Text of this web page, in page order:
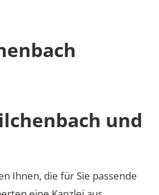
und
Ihnen, die für Sie passende